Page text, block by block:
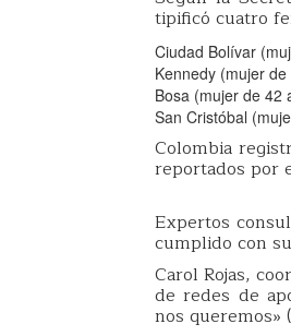
tipificó cuatro
Ciudad Bolívar
Kennedy (mujer
Bosa (mujer de 42
San Cristóbal
Colombia
reportados por
Expertos
cumplido con
Carol Rojas,
de redes de
nos queremos»